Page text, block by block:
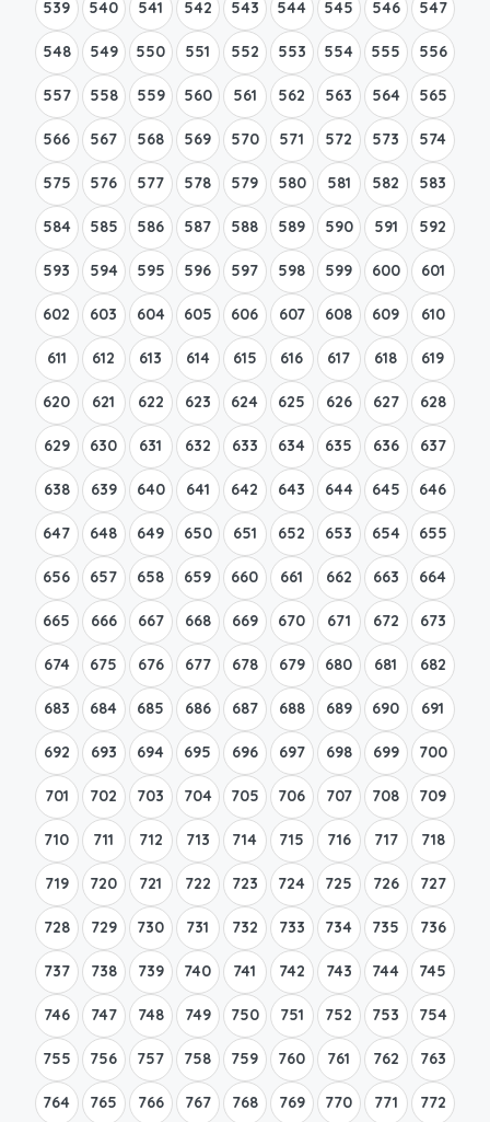
539 540 541 542 543 544 545 546 547
548 549 550 551 552 553 554 555 556
557 558 559 560 561 562 563 564 565
566 567 568 569 570 571 572 573 574
575 576 577 578 579 580 581 582 583
584 585 586 587 588 589 590 591 592
593 594 595 596 597 598 599 600 601
602 603 604 605 606 607 608 609 610
611 612 613 614 615 616 617 618 619
620 621 622 623 624 625 626 627 628
629 630 631 632 633 634 635 636 637
638 639 640 641 642 643 644 645 646
647 648 649 650 651 652 653 654 655
656 657 658 659 660 661 662 663 664
665 666 667 668 669 670 671 672 673
674 675 676 677 678 679 680 681 682
683 684 685 686 687 688 689 690 691
692 693 694 695 696 697 698 699 700
701 702 703 704 705 706 707 708 709
710 711 712 713 714 715 716 717 718
719 720 721 722 723 724 725 726 727
728 729 730 731 732 733 734 735 736
737 738 739 740 741 742 743 744 745
746 747 748 749 750 751 752 753 754
755 756 757 758 759 760 761 762 763
764 765 766 767 768 769 770 771 772